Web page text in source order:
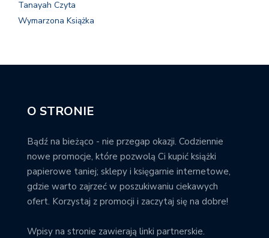
Tanayah Czyta
Wymarzona Książka
O STRONIE
Bądź na bieżąco - nie przegap okazji. Codziennie
nowe promocje, które pozwolą Ci kupić książki
papierowe taniej; sklepy i księgarnie internetowe,
gdzie warto zajrzeć w poszukiwaniu ciekawych
ofert. Korzystaj z promocji i zaczytaj się na dobre!
Wpisy na stronie zawierają linki partnerskie.